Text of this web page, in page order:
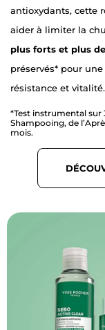
antioxydants, cette
aider à limiter la
plus forts et plus
préservés* pour
résistance et vitalité.
*Test instrumental sur
Shampooing, de
mois.